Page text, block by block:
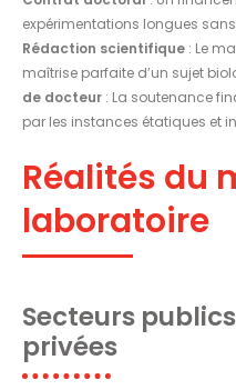
expérimentations longues
Rédaction scientifique : Le
maîtrise parfaite d’un sujet
de docteur : La soutenance
par les instances étatiques et
Réalités du
laboratoire
Secteurs
privées